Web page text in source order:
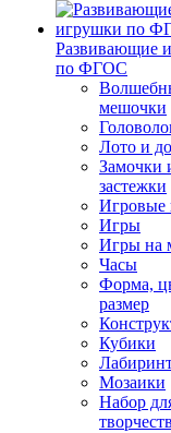
Развивающие
по ФГОС
мешочки
Лото и
Замочки
застежки
Игровые
Игры
Игры на
Часы
Форма,
размер
Кубики
Мозаики
Набор